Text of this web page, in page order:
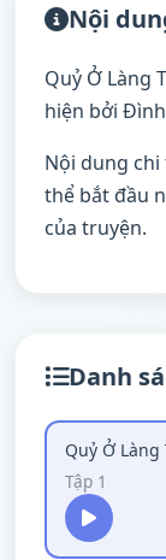
Nội
Quỷ Ở Làng
hiện bởi
Nội dung chi
thể bắt đầu
của truyện.
Danh
Quỷ Ở Làng
Tập 1